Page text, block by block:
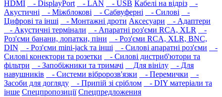
HDMI
- DisplayPort - LAN - USB Кабелі на відріз
-
Акустичні
- Міжблокові - Сабвуферні - Силові
-
Цифрові та інші
- Монтажні дроти Аксесуари
- Адаптери
- Акустичні термінали
- Апаратні роз'єми RCA, XLR
-
Роз'єми банани, лопатки, піни
- Роз'єми RCA, XLR, BNC,
DIN
- Роз'єми mini-jack та інші - Силові апаратні роз'єми
-
Силові конектори та розетки
- Силові дистриб'ютори та
фільтри
- Запобіжники та тримачі Для вінілу
- Для
навушників‎
- Системи вібророзв'язки - Перемички
-
Засоби для догляду
- Припій зі сріблом
- DIY матеріали та
інше Спецпропозиції Спецпредложения